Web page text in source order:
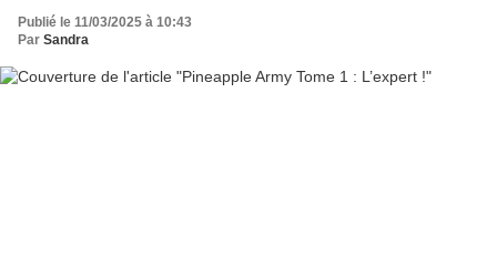
Publié le 11/03/2025 à 10:43
Par Sandra